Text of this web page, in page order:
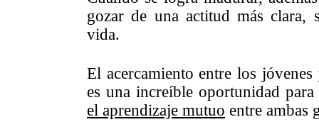
gozar de una actitud más clara,
vida.
El acercamiento entre los
es una increíble oportunidad
el aprendizaje mutuo entre ambas